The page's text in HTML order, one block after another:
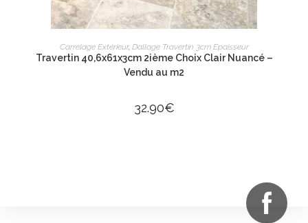
AJOUTER AU PANIER
Carrelage Extérieur, Dallage Travertin 3cm Epaisseur
Travertin 40,6x61x3cm 2ième Choix Clair Nuancé –
Vendu au m2
32.90€